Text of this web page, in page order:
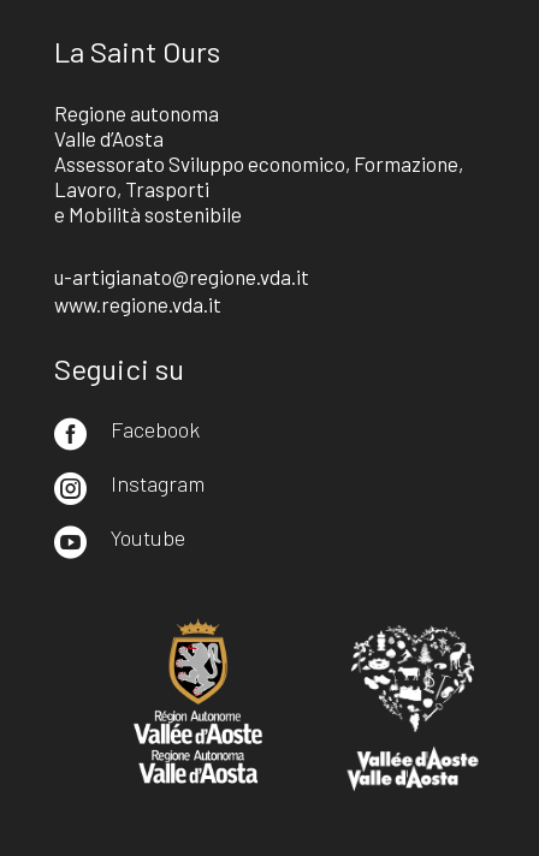
La Saint Ours
Regione autonoma
Valle d’Aosta
Assessorato Sviluppo economico, Formazione,
Lavoro, Trasporti
e Mobilità sostenibile
u-artigianato@regione.vda.it
www.regione.vda.it
Seguici su
 Facebook
 Instagram
 Youtube